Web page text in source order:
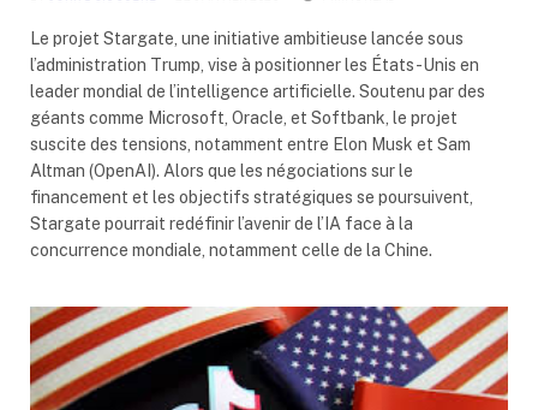
Le projet Stargate, une initiative ambitieuse lancée sous
l’administration Trump, vise à positionner les États-Unis en
leader mondial de l’intelligence artificielle. Soutenu par des
géants comme Microsoft, Oracle, et Softbank, le projet
suscite des tensions, notamment entre Elon Musk et Sam
Altman (OpenAI). Alors que les négociations sur le
financement et les objectifs stratégiques se poursuivent,
Stargate pourrait redéfinir l’avenir de l’IA face à la
concurrence mondiale, notamment celle de la Chine.